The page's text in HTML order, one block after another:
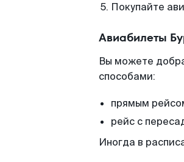
Покупайте
Авиабилеты
Вы можете
способами:
прямым
рейс с
Иногда в